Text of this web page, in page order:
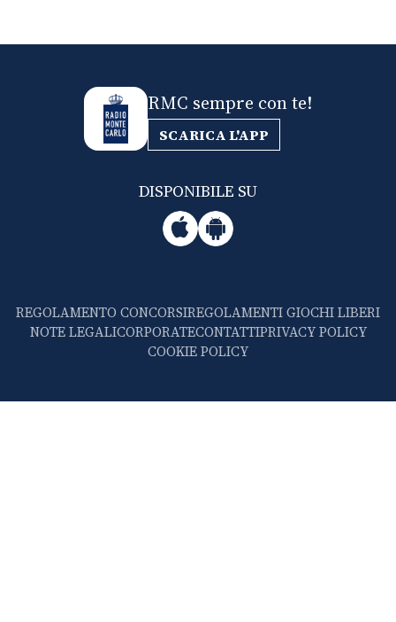
RMC sempre con te!
SCARICA L'APP
DISPONIBILE SU
REGOLAMENTO CONCORSIREGOLAMENTI GIOCHI LIBERI
NOTE LEGALICORPORATECONTATTIPRIVACY POLICY
COOKIE POLICY